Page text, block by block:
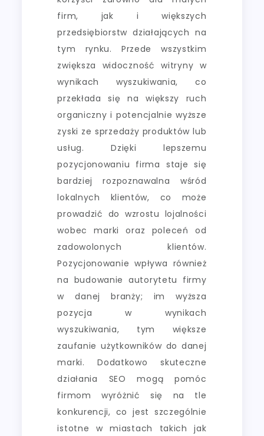
firm, jak i większych
przedsiębiorstw działających na
tym rynku. Przede wszystkim
zwiększa widoczność witryny w
wynikach wyszukiwania, co
przekłada się na większy ruch
organiczny i potencjalnie wyższe
zyski ze sprzedaży produktów lub
usług. Dzięki lepszemu
pozycjonowaniu firma staje się
bardziej rozpoznawalna wśród
lokalnych klientów, co może
prowadzić do wzrostu lojalności
wobec marki oraz poleceń od
zadowolonych klientów.
Pozycjonowanie wpływa również
na budowanie autorytetu firmy
w danej branży; im wyższa
pozycja w wynikach
wyszukiwania, tym większe
zaufanie użytkowników do danej
marki. Dodatkowo skuteczne
działania SEO mogą pomóc
firmom wyróżnić się na tle
konkurencji, co jest szczególnie
istotne w miastach takich jak